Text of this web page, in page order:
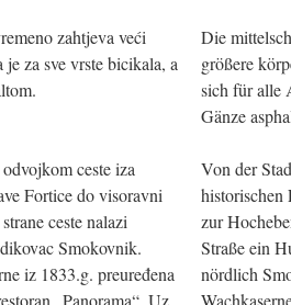
zahtjeva veći
za sve vrste bicikala, a
Die
größere
sich für alle
Gänze
ceste iza
Fortice do visoravni
ceste nalazi
Smokovnik.
iz 1833.g. preuređena
„Panorama“. Uz
Von der
historischen
zur
Straße ein
nördlich